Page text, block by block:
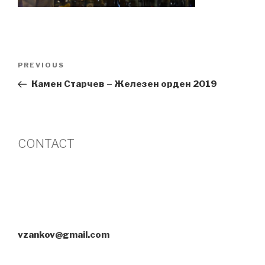
Previous
Post
PREVIOUS
Камен Старчев – Железен орден 2019
CONTACT
vzankov@gmail.com